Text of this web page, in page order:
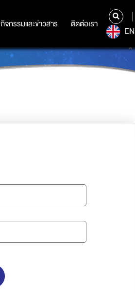
กิจกรรมและข่าวสาร ติดต่อเรา
กิจกรรมและข่าวสาร ติดต่อเรา
EN